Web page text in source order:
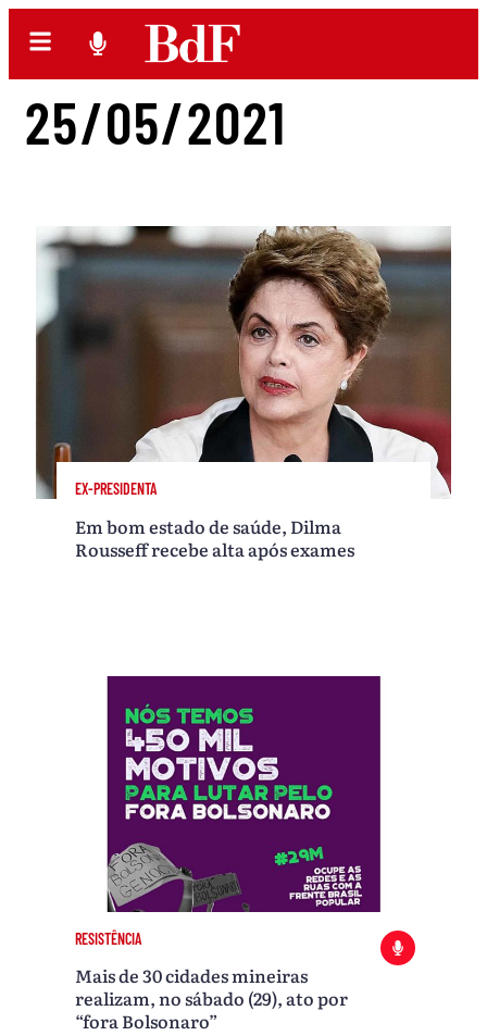
25/05/2021
EX-PRESIDENTA
Em bom estado de saúde, Dilma
Rousseff recebe alta após exames
RESISTÊNCIA
Mais de 30 cidades mineiras
realizam, no sábado (29), ato por
“fora Bolsonaro”